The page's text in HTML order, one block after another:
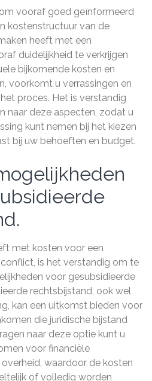
vooraf goed geïnformeerd
kostenstructuur van de
heeft met een
duidelijkheid te verkrijgen
bijkomende kosten en
voorkomt u verrassingen en
proces. Het is verstandig
naar deze aspecten, zodat u
kunt nemen bij het kiezen
bij uw behoeften en budget.
met kosten voor een
is het verstandig om te
voor gesubsidieerde
rechtsbijstand, ook wel
kan een uitkomst bieden voor
die juridische bijstand
naar deze optie kunt u
voor financiële
waardoor de kosten
of volledig worden